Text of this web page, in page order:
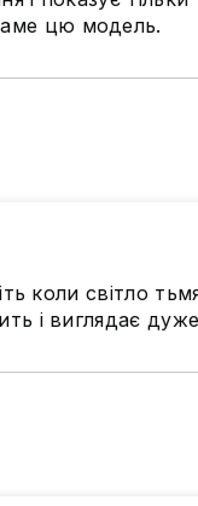
цю модель.
коли світло
і виглядає